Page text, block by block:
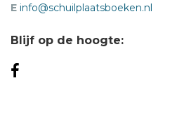
E info@schuilplaatsboeken.nl
Blijf op de hoogte: